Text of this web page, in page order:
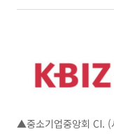
▲중소기업중앙회 CI. (